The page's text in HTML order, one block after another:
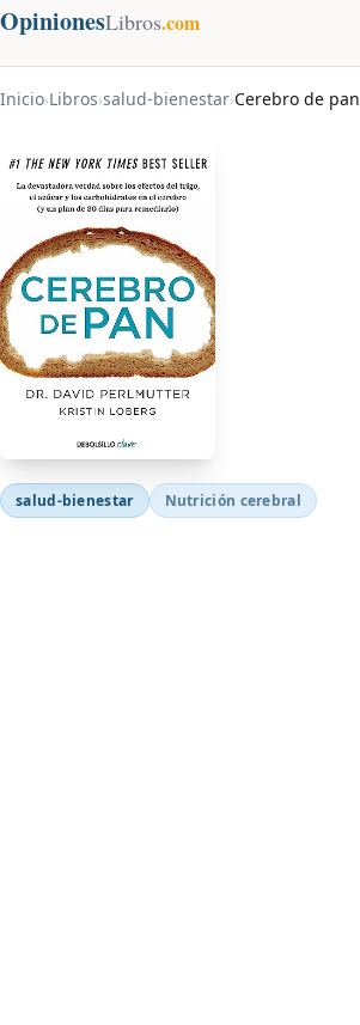
OpinionesLibros.com
Inicio›Libros›salud-bienestar›Cerebro de pan
salud-bienestar Nutrición cerebral